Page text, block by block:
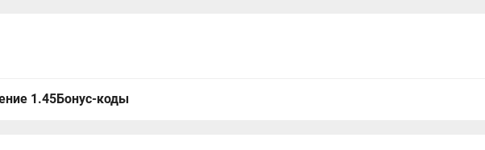
1.45Бонус-коды